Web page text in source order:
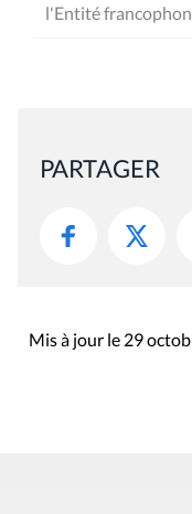
l'Entité
PARTAGER
Mis à jour le 29